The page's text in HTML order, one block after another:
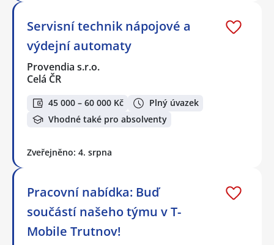
Servisní technik nápojové a
výdejní automaty
Provendia s.r.o.
Celá ČR
45 000 – 60 000 Kč
Plný úvazek
Vhodné také pro absolventy
Zveřejněno: 4. srpna
Pracovní nabídka: Buď
součástí našeho týmu v T-
Mobile Trutnov!